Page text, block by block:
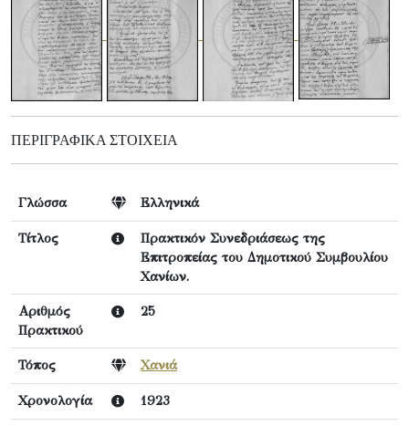
ΠΕΡΙΓΡΑΦΙΚΆ ΣΤΟΙΧΕΊΑ
Γλώσσα Ελληνικά
Τίτλος
Πρακτικόν Συνεδριάσεως της
Επιτροπείας του Δημοτικού Συμβουλίου
Χανίων.
Αριθμός
Πρακτικού
25
Τόπος Χανιά
Χρονολογία 1923